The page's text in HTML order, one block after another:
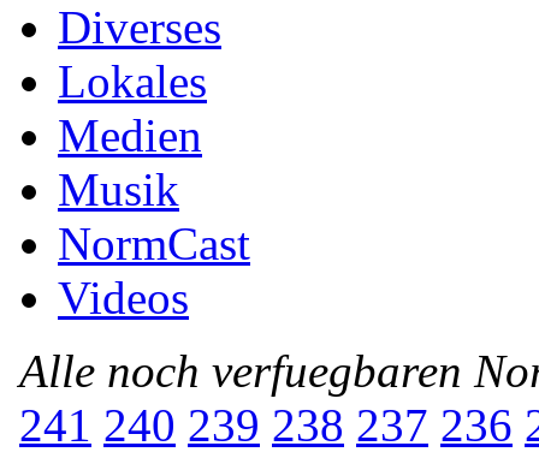
Diverses
Lokales
Medien
Musik
NormCast
Videos
Alle noch verfuegbaren
241 240 239 238 237 236